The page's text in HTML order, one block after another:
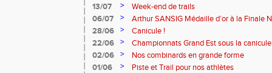
13/07
>
Week-end de trails
06/07
>
Arthur SANSIG Médaille d’or à la Finale
à Dreux.
28/06 >
Canicule !
22/06
>
Championnats Grand Est sous la canicule
02/06
>
Nos combinards en grande forme
01/06
>
Piste et Trail pour nos athlètes